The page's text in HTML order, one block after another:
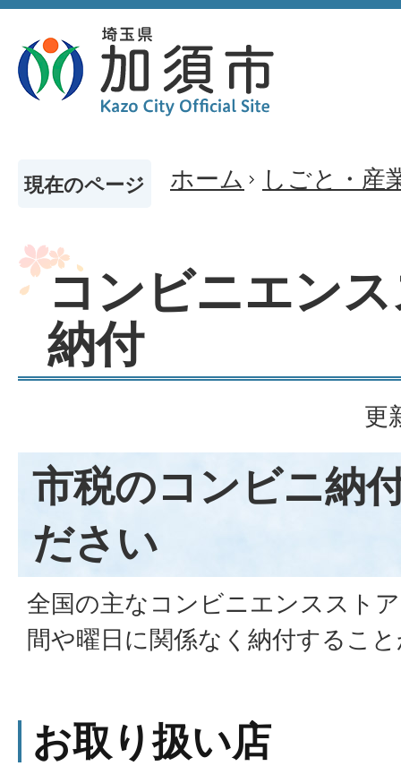
現在のページ ホーム しごと・産
コンビニエン
納付
更
市税のコンビニ納
ださい
全国の主なコンビニエンススト
間や曜日に関係なく納付するこ
お取り扱い店